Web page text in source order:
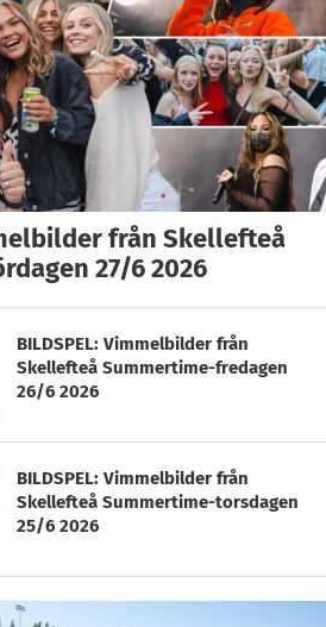
från Skellefteå
27/6 2026
BILDSPEL: Vimmelbilder från
Skellefteå Summertime-fredagen
26/6 2026
BILDSPEL: Vimmelbilder från
Skellefteå Summertime-torsdagen
25/6 2026